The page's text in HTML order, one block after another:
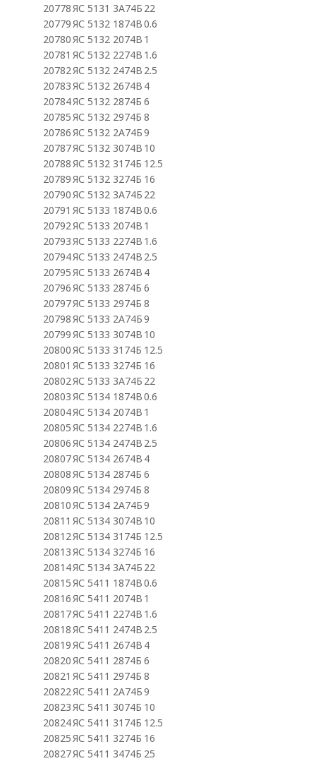
20778ЯС 5131 3А74Б 22
20779ЯС 5132 1874В0.6
20780ЯС 5132 2074В 1
20781 ЯС 5132 2274В 1.6
20782ЯС 5132 2474В 2.5
20783ЯС 5132 2674В 4
20784ЯС 5132 2874Б 6
20785ЯС 5132 2974Б 8
20786ЯС 5132 2А74Б9
20787ЯС 5132 3074В 10
20788ЯС 5132 3174Б 12.5
20789ЯС 5132 3274Б 16
20790ЯС 5132 3А74Б 22
20791 ЯС 5133 1874В0.6
20792ЯС 5133 2074В 1
20793ЯС 5133 2274В 1.6
20794ЯС 5133 2474В 2.5
20795ЯС 5133 2674В 4
20796ЯС 5133 2874Б 6
20797ЯС 5133 2974Б 8
20798ЯС 5133 2А74Б9
20799ЯС 5133 3074В 10
20800ЯС 5133 3174Б 12.5
20801 ЯС 5133 3274Б 16
20802ЯС 5133 3А74Б 22
20803ЯС 5134 1874В0.6
20804ЯС 5134 2074В 1
20805ЯС 5134 2274В 1.6
20806ЯС 5134 2474В 2.5
20807ЯС 5134 2674В 4
20808ЯС 5134 2874Б 6
20809ЯС 5134 2974Б 8
20810ЯС 5134 2А74Б9
20811 ЯС 5134 3074В 10
20812ЯС 5134 3174Б 12.5
20813ЯС 5134 3274Б 16
20814ЯС 5134 3А74Б 22
20815ЯС 5411 1874В0.6
20816ЯС 5411 2074В 1
20817ЯС 5411 2274В 1.6
20818ЯС 5411 2474В 2.5
20819ЯС 5411 2674В 4
20820ЯС 5411 2874Б 6
20821 ЯС 5411 2974Б 8
20822ЯС 5411 2А74Б9
20823ЯС 5411 3074Б 10
20824ЯС 5411 3174Б 12.5
20825ЯС 5411 3274Б 16
20827ЯС 5411 3474Б 25